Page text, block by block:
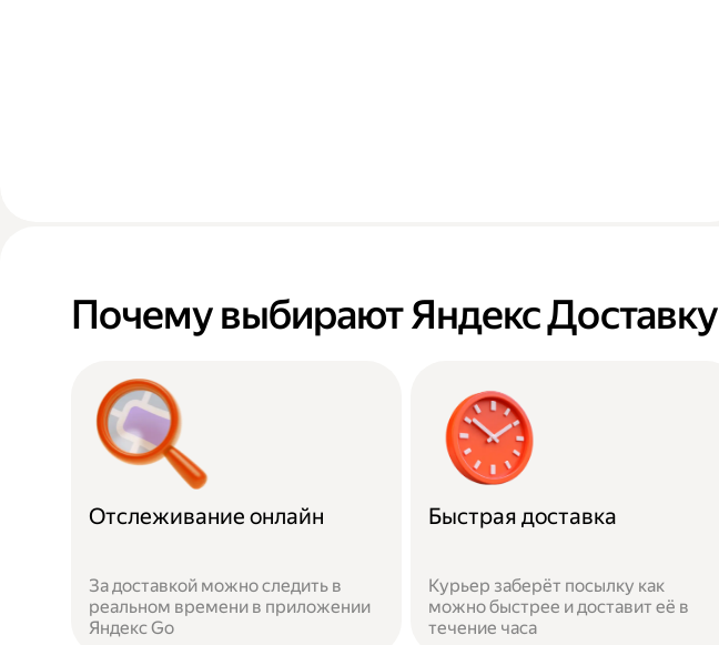
Почему выбирают Яндекс Доставку
Отслеживание онлайн
За доставкой можно следить в
реальном времени в приложении
Яндекс Go
Быстрая доставка
Курьер заберёт посылку как
можно быстрее и доставит её в
течение часа